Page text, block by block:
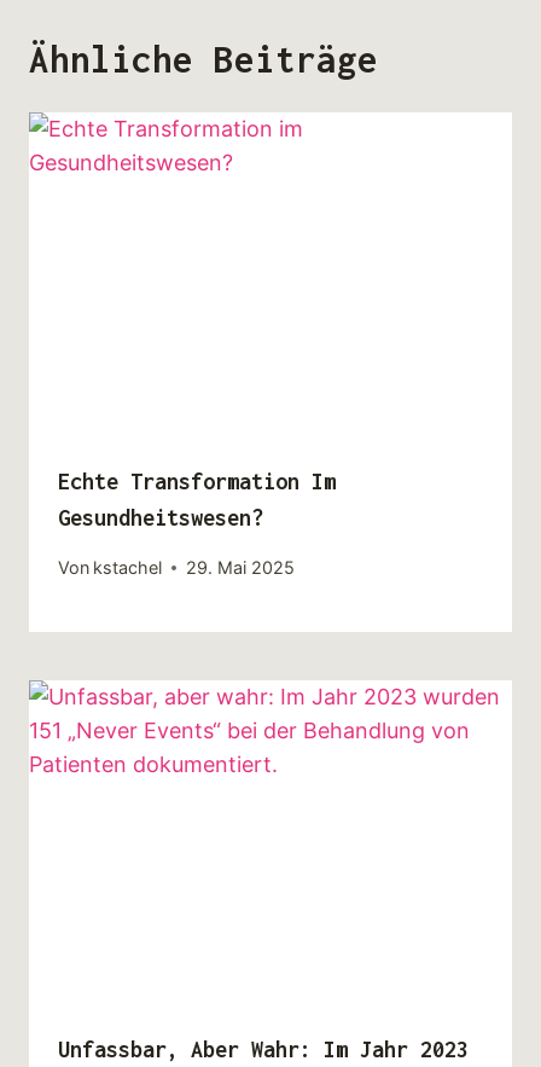
Ähnliche Beiträge
Echte Transformation Im
Gesundheitswesen?
Von kstachel 29. Mai 2025
Unfassbar, Aber Wahr: Im Jahr 2023